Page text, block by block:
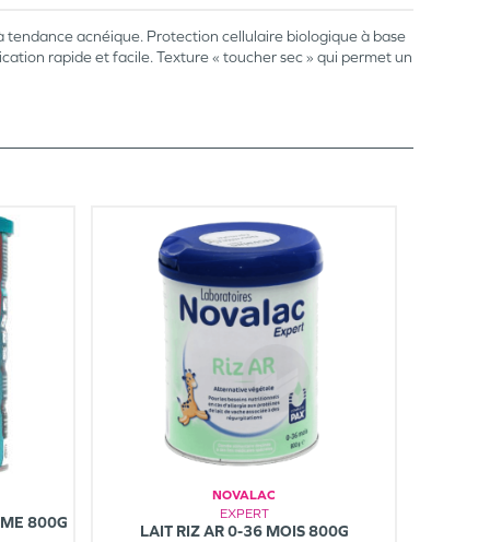
acnéique. Protection cellulaire biologique à base
rapide et facile. Texture « toucher sec » qui permet un
800G
NOVALAC
EXPERT
LAIT RIZ AR 0-36 MOIS 800G